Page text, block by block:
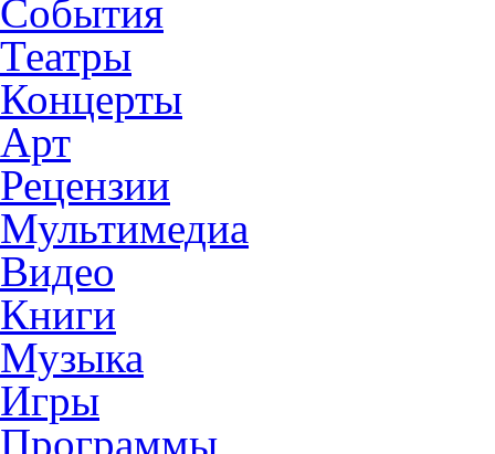
События
Театры
Концерты
Арт
Рецензии
Мультимедиа
Видео
Книги
Музыка
Игры
Программы